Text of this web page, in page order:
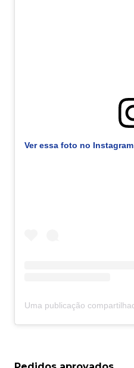
Ver essa foto no Instagram